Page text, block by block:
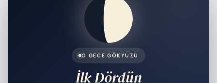
O GECE GÖKYÜZÜ
İlk Dördün